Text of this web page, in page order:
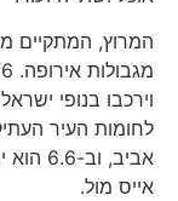
אביב, וב-
אייס מול.